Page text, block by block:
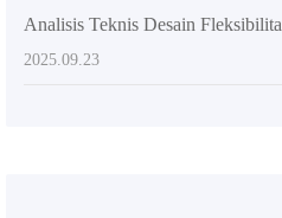
2025.09.23